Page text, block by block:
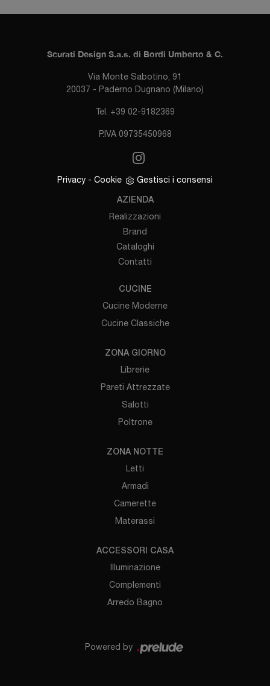
Scurati Design S.a.s. di Bordi Umberto & C.
Via Monte Sabotino, 91
20037 - Paderno Dugnano (Milano)
Tel. +39 02-9182369
P.IVA 09735450968
Privacy - Cookie Gestisci i consensi
AZIENDA
Realizzazioni
Brand
Cataloghi
Contatti
CUCINE
Cucine Moderne
Cucine Classiche
ZONA GIORNO
Librerie
Pareti Attrezzate
Salotti
Poltrone
ZONA NOTTE
Letti
Armadi
Camerette
Materassi
ACCESSORI CASA
Illuminazione
Complementi
Arredo Bagno
Powered by